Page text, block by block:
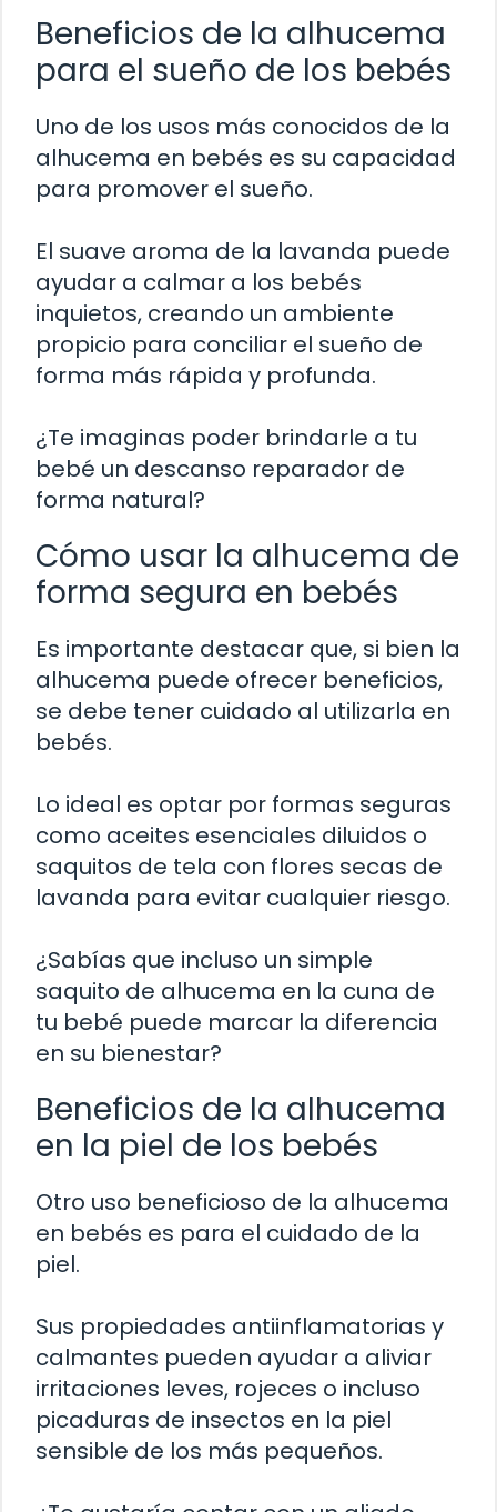
Beneficios de la alhucema
para el sueño de los bebés
Uno de los usos más conocidos de la
alhucema en bebés es su capacidad
para promover el sueño.
El suave aroma de la lavanda puede
ayudar a calmar a los bebés
inquietos, creando un ambiente
propicio para conciliar el sueño de
forma más rápida y profunda.
¿Te imaginas poder brindarle a tu
bebé un descanso reparador de
forma natural?
Cómo usar la alhucema de
forma segura en bebés
Es importante destacar que, si bien la
alhucema puede ofrecer beneficios,
se debe tener cuidado al utilizarla en
bebés.
Lo ideal es optar por formas seguras
como aceites esenciales diluidos o
saquitos de tela con flores secas de
lavanda para evitar cualquier riesgo.
¿Sabías que incluso un simple
saquito de alhucema en la cuna de
tu bebé puede marcar la diferencia
en su bienestar?
Beneficios de la alhucema
en la piel de los bebés
Otro uso beneficioso de la alhucema
en bebés es para el cuidado de la
piel.
Sus propiedades antiinflamatorias y
calmantes pueden ayudar a aliviar
irritaciones leves, rojeces o incluso
picaduras de insectos en la piel
sensible de los más pequeños.